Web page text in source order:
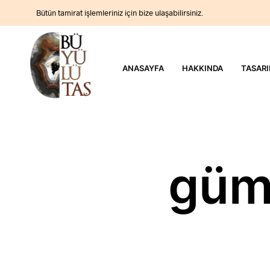
Bütün tamirat işlemleriniz için bize ulaşabilirsiniz.
ANASAYFA HAKKINDA